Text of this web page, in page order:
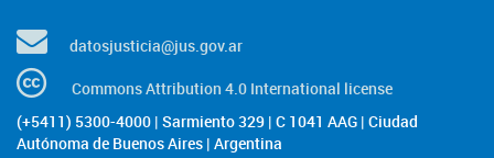
datosjusticia@jus.gov.ar
Commons Attribution 4.0 International license
(+5411) 5300-4000 | Sarmiento 329 | C 1041 AAG | Ciudad
Autónoma de Buenos Aires | Argentina